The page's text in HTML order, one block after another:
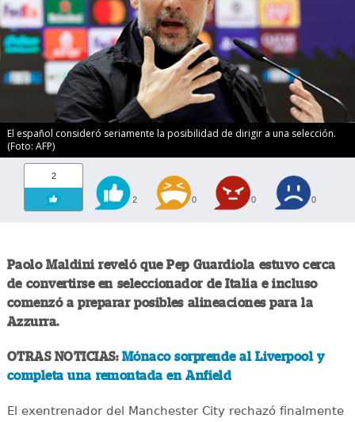
El español consideró seriamente la posibilidad de dirigir a una selección.
(Foto: AFP)
2
2 0 0 0
Paolo Maldini reveló que Pep Guardiola estuvo cerca
de convertirse en seleccionador de Italia e incluso
comenzó a preparar posibles alineaciones para la
Azzurra.
OTRAS NOTICIAS: Mónaco sorprende al Liverpool y
completa una remontada en Anfield
El exentrenador del Manchester City rechazó finalmente